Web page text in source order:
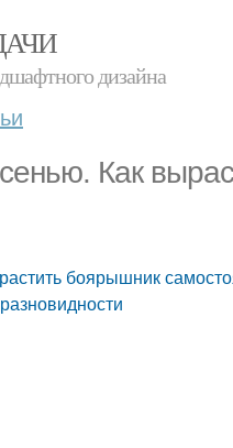
дизайна
Как
боярышник